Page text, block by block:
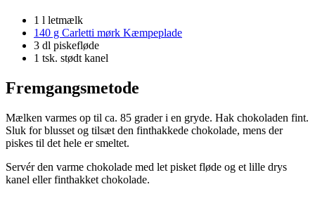
1 l letmælk
140 g Carletti mørk Kæmpeplade
3 dl piskefløde
1 tsk. stødt kanel
Fremgangsmetode
Mælken varmes op til ca. 85 grader i en gryde. Hak chokoladen fint.
Sluk for blusset og tilsæt den finthakkede chokolade, mens der
piskes til det hele er smeltet.
Servér den varme chokolade med let pisket fløde og et lille drys
kanel eller finthakket chokolade.